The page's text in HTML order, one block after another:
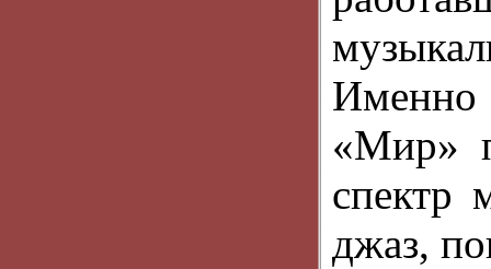
Именно
«Мир»
спектр
джаз,